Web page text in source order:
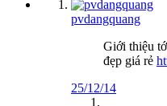
pvdangquang
Giới thiệu
đẹp giá rẻ
25/12/14